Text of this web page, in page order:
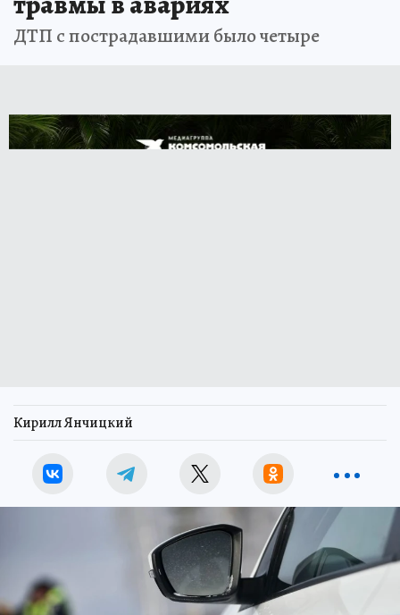
ДТП с пострадавшими было четыре
Кирилл Янчицкий